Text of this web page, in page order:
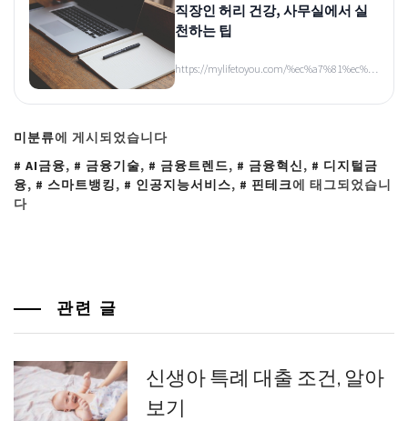
직장인 허리 건강, 사무실에서 실
천하는 팁
https://mylifetoyou.com/%ec%a7%81%ec%…
미분류에 게시되었습니다
AI금융, 금융기술, 금융트렌드, 금융혁신,
디지털금
융, 스마트뱅킹, 인공지능서비스, 핀테크에 태그되었습니
다
관련 글
신생아 특례 대출 조건, 알아
보기